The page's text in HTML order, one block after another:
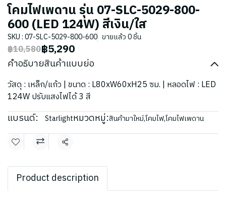
โคมไฟเพดาน รุ่น 07-SLC-5029-800-
600 (LED 124W) สีเงิน/ใส
SKU : 07-SLC-5029-800-600 ขายแล้ว 0 ชิ้น
฿10,580฿5,290
คำอธิบายสินค้าแบบย่อ
วัสดุ : เหล็ก/แก้ว | ขนาด : L80xW60xH25 ซม. | หลอดไฟ : LED
124W ปรับแสงไฟได้ 3 สี
แบรนด์: Starlightหมวดหมู่:สินค้ามาใหม่,โคมไฟ,โคมไฟเพดาน
แชร์
Product description